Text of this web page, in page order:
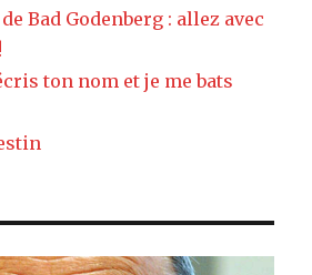
Bad Godenberg : allez avec
ton nom et je me bats